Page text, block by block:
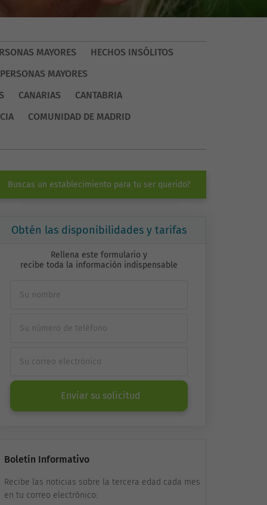
MAYORES
HECHOS INSÓLITOS
MAYORES
CANARIAS
CANTABRIA
COMUNIDAD DE MADRID
Buscas un establecimiento para tu ser querido?
Obtén las disponibilidades y tarifas
Rellena este formulario y
recibe toda la información indispensable
Enviar su solicitud
Boletín Informativo
Recibe las noticias sobre la tercera edad cada mes
en tu correo electrónico: